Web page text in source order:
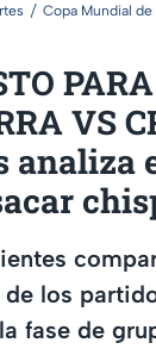
Copa Mundial de
VS
analiza
los
fase de